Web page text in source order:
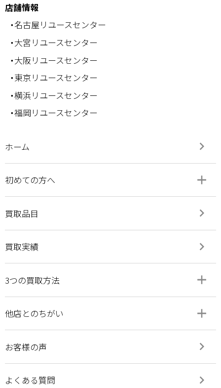
店舗情報
・名古屋リユースセンター
・大宮リユースセンター
・大阪リユースセンター
・東京リユースセンター
・横浜リユースセンター
・福岡リユースセンター
ホーム keyboard_arrow_right
初めての方へ add
remove
買取品目 keyboard_arrow_right
買取実績 keyboard_arrow_right
3つの買取方法 add
remove
他店とのちがい add
remove
お客様の声 keyboard_arrow_right
よくある質問 keyboard_arrow_right